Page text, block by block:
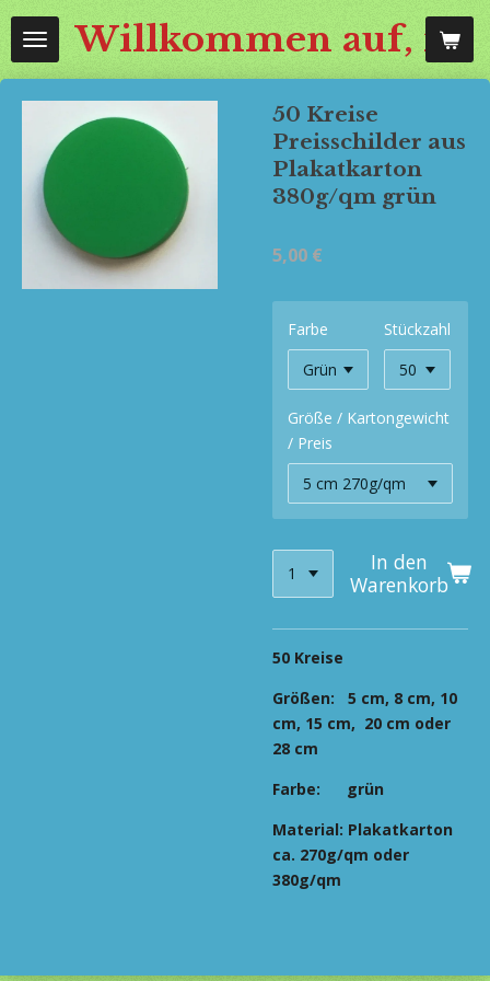
Zum
HauptinhaltWillkommen auf,
50 Kreise
Preisschilder aus
Plakatkarton
380g/qm grün
5,00 €
Farbe Stückzahl
Größe / Kartongewicht
/ Preis
In den
Warenkorb
50 Kreise
Größen: 5 cm, 8 cm, 10
cm, 15 cm, 20 cm oder
28 cm
Farbe:
grün
Material: Plakatkarton
ca. 270g/qm oder
380g/qm